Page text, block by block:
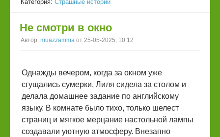
Категория: Страшные истории
Не смотри в окно
Автор: muazzamma от 25-05-2025, 10:12
Однажды вечером, когда за окном уже
сгущались сумерки, Лиля сидела за столом и
делала домашнее задание по английскому
языку. В комнате было тихо, только шелест
страниц и мягкое мерцание настольной лампы
создавали уютную атмосферу. Внезапно